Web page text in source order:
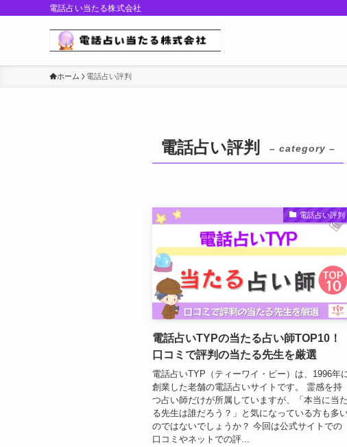
電話占い当たる株式会社
ホーム 電話占い評判
電話占い評判 – category –
電話占い評判
電話占いTYPの当たる占い師TOP10！
口コミで評判の当たる先生を厳選
電話占いTYP（ティーワイ・ピー）は、1996年
創業した老舗の電話占いサイトです。 霊感を持
つ占い師だけが所属していますが、「本当に当た
る先生は誰だろう？」と気になっている方も多
のではないでしょうか？ 今回は公式サイトでの
口コミやネットでの評...